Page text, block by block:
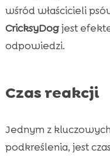
wśród właścicieli
CricksyDogjest
odpowiedzi.
Czas reakcji
Jednym z
podkreślenia, jest